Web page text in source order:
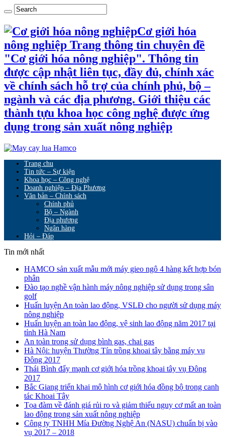
Cơ giới hóa
nông nghiệp Trang thông tin chuyên đề
"Cơ giới hóa nông nghiệp". Thông tin
được cập nhật liên tục, đầy đủ, chính xác
về chính sách hỗ trợ của chính phủ, bộ –
ngành và các địa phương. Giới thiệu các
thành tựu khoa học công nghệ được ứng
dụng trong sản xuất nông nghiệp
Trang chu
Tin tức – Sự kiện
Khoa học – Công nghệ
Doanh nghiệp – Địa Phương
Văn bản – Chính sách
Chính phủ
Bộ – Ngành
Địa phương
Ngân hàng
Hỏi – Đáp
Tin mới nhất
HAMCO sản xuất mẫu mới máy gieo ngô 4 hàng kết hợp bón
phân
Đào tạo nghề vận hành máy nông nghiệp sử dụng trong sân
golf
Huấn luyện An toàn lao động, VSLĐ cho người sử dụng máy
nông nghiệp
Huấn luyện an toàn lao động, vệ sinh lao động năm 2017 tại
tỉnh Hà Nam
An toàn trong sử dụng bình gas, chai gas
Hà Nội: huyện Thường Tín trồng khoai tây bằng máy vụ
Đông 2017
Thái Bình đẩy mạnh cơ giới hóa trồng khoai tây vụ Đông
2017
Bắc Giang triển khai mô hình cơ giới hóa đồng bộ trong canh
tác Khoai Tây
Tọa đàm về đánh giá rủi ro và giảm thiểu nguy cơ mất an toàn
lao động trong sản xuất nông nghiệp
Công ty TNHH Mía Đường Nghệ An (NASU) chuẩn bị vào
vụ 2017 – 2018